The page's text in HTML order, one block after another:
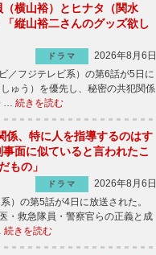
（横山裕）とヒナタ（関水
縦山裕二さんのグッズ欲し
ドラマ
2026年8月6日
／フジテレビ系）の第6話が5日に
ゅう）を優先し、秘密の共犯関係
… 続きを読む
係、特に人を指導するのはす
面に似ていると言われたこ
もの」
ドラマ
2026年8月6日
）の第5話が4日に放送された。
・救急隊員・警察官らの正義と成
続きを読む